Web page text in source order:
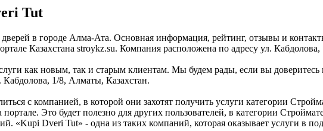
Tut
в городе Алма-Ата. Основная информация, рейтинг, отзывы и
Казахстана stroykz.su. Компания расположена по адресу ул.
как новым, так и старым клиентам. Мы будем рады, если вы
1/8, Алматы, Казахстан.
с компанией, в которой они захотят получить услуги категории
Это будет полезно для других пользователей, в категории
«Kupi Dveri Tut» - одна из таких компаний, которая оказывает услуги в